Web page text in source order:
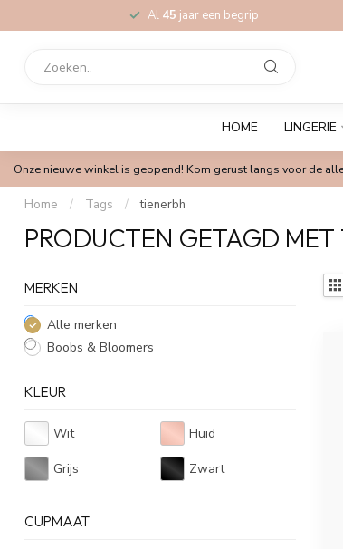
Al 45 jaar een begrip
HOME LINGERIE
Onze nieuwe winkel is geopend! Kom gerust langs voor de
Home / Tags / tienerbh
PRODUCTEN GETAGD MET
MERKEN
Alle merken
Boobs & Bloomers
KLEUR
Wit Huid
Grijs Zwart
CUPMAAT